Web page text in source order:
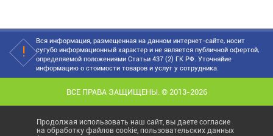
Вся информация, размещенная на данном интернет-сайте, носит
сугубо информационный характер и не является публичной офертой,
определяемой положениями Статьи 437 (2) ГК РФ. Уточняйие
информацию о стоимости товаров и услуг у сотрудника.
ВСЕ ПРАВА ЗАЩИЩЕНЫ. © 2013-2026
Продолжая использовать наш сайт, вы даете согласие
на обработку файлов cookie, пользовательских данных